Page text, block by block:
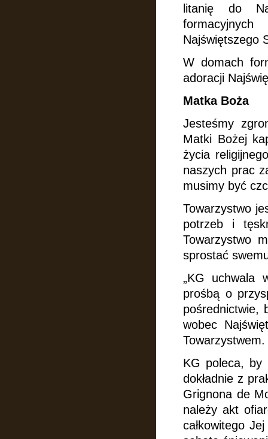
litanię do
Najświętszego
W domach
adoracji
Matka Boża
Jesteśmy
Matki Bożej
życia
naszych prac
musimy być
Towarzystwo
potrzeb i
Towarzystwo
sprostać
„KG uchwala
prośbą o
pośrednictwie,
wobec
Towarzystwem.
KG poleca, by
dokładnie z
Grignona de
należy akt
całkowitego